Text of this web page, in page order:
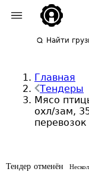
Найти
Главная
Тендеры
Мясо
охл/зам,
перевозок
Тендер отменён